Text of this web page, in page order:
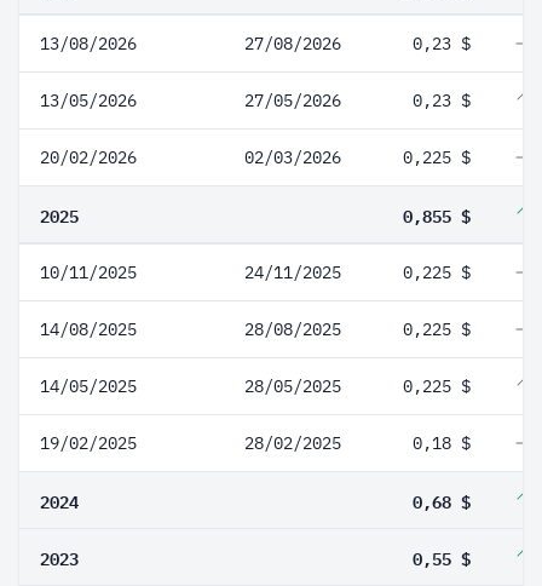
13/08/2026 27/08/2026 0,23 $
13/05/2026 27/05/2026 0,23 $
20/02/2026 02/03/2026 0,225 $
2025 0,855 $
10/11/2025 24/11/2025 0,225 $
14/08/2025 28/08/2025 0,225 $
14/05/2025 28/05/2025 0,225 $
19/02/2025 28/02/2025 0,18 $
2024 0,68 $
2023 0,55 $